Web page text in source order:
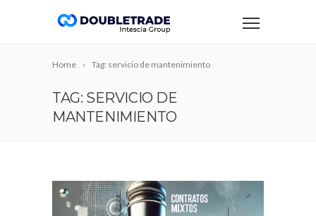
Home Tag: servicio de mantenimiento
TAG: SERVICIO DE
MANTENIMIENTO